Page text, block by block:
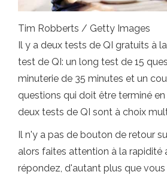
Tim Robberts / Getty Images
Il y a deux tests de QI gratuits à
test de QI: un long test de 15
minuterie de 35 minutes et un
questions qui doit être terminé en
deux tests de QI sont à choix
Il n'y a pas de bouton de retour
alors faites attention à la rapidité
répondez, d'autant plus que